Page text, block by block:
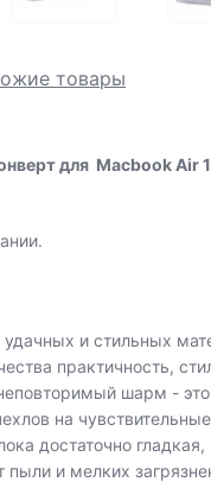
товары
для Macbook Air
и стильных
практичность,
шарм - это
на
достаточно
пыли и мелких